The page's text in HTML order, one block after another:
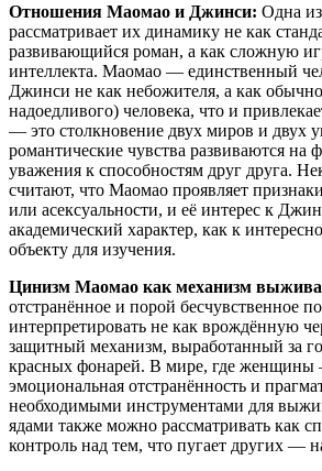
Отношения Маомао и Джинси: Одна
рассматривает их динамику не как
развивающийся роман, а как сложную
интеллекта. Маомао — единственный
Джинси не как небожителя, а как
надоедливого) человека, что и
— это столкновение двух миров и двух
романтические чувства развиваются на
уважения к способностям друг друга.
считают, что Маомао проявляет
или асексуальности, и её интерес к
академический характер, как к
объекту для изучения.
Цинизм Маомао как механизм
отстранённое и порой бесчувственное
интерпретировать не как врождённую
защитный механизм, выработанный за
красных фонарей. В мире, где женщины
эмоциональная отстранённость и
необходимыми инструментами для
ядами также можно рассматривать как
контроль над тем, что пугает других —